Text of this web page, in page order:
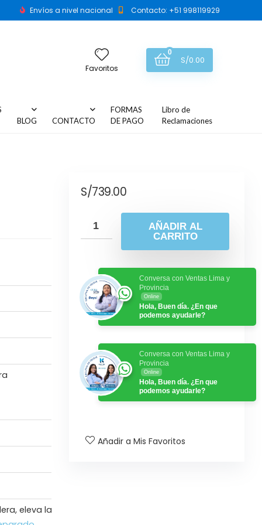
Envíos a nivel nacional Contacto: +51 998119929
Favoritos
0
S/0.00
BLOG
CONTACTO
FORMAS
DE PAGO
Libro de
Reclamaciones
eleva la altura un mínimo 9 y un máximo 15 cm
S/739.00
AÑADIR AL
CARRITO
Conversa con Ventas Lima y
Provincia
Online
Hola, Buen día. ¿En que
podemos ayudarle?
Conversa con Ventas Lima y
Provincia
Online
Hola, Buen día. ¿En que
podemos ayudarle?
Añadir a Mis Favoritos